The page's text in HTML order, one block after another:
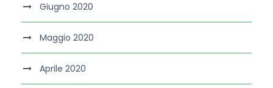
Giugno 2020
Maggio 2020
Aprile 2020